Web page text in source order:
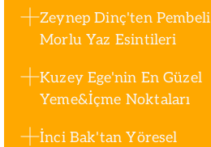
Zeynep Dinç'ten Pembeli
Morlu Yaz Esintileri
Kuzey Ege'nin En Güzel
Yeme&İçme Noktaları
İnci Bak'tan Yöresel